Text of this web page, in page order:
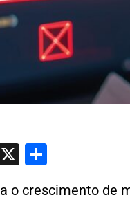
X
o crescimento de